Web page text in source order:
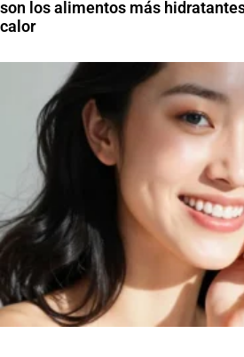
son los alimentos más
calor